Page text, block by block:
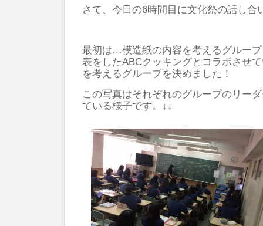
さて、今日の6時間目に文化祭の話し合
最初は…模造紙の内容を考えるグルー
表をしたABCクッキングとコラボさせ
を考えるグループを決めました！
この写真はそれぞれのグループのリー
ている様子です。↓↓